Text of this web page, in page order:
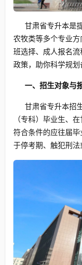
甘肃省专升本是
农牧类等多个专业
班选择、成人报名
政策，助你科学规划
一、招生对象与
甘肃省专升本招
（专科）毕业生、
符合条件的应往届
于停考期、触犯刑法